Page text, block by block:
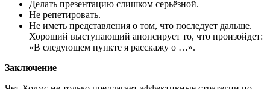
Делать презентацию слишком серьёзной.
Не репетировать.
Не иметь представления о том, что последует дальше.
Хороший выступающий анонсирует то, что произойдет:
«В следующем пункте я расскажу о …».
Заключение